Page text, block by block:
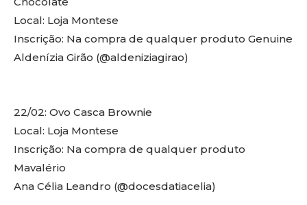
Local: Loja Montese
Inscrição: Na compra de qualquer produto Genuine
Aldenízia Girão (@aldeniziagirao)
22/02: Ovo Casca Brownie
Local: Loja Montese
Inscrição: Na compra de qualquer produto
Mavalério
Ana Célia Leandro (@docesdatiacelia)